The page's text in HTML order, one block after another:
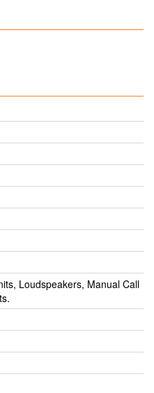
Loudspeakers, Manual Call